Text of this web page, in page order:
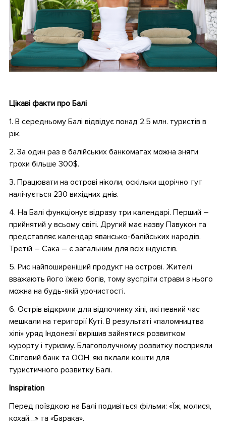
Цікаві факти про Балі
1. В середньому Балі відвідує понад 2.5 млн. туристів в
рік.
2. За один раз в балійських банкоматах можна зняти
трохи більше 300$.
3. Працювати на острові ніколи, оскільки щорічно тут
налічується 230 вихідних днів.
4. На Балі функціонує відразу три календарі. Перший –
прийнятий у всьому світі. Другий має назву Павукон та
представляє календар явансько-балійських народів.
Третій – Сака – є загальним для всіх індуїстів.
5. Рис найпоширеніший продукт на острові. Жителі
вважають його їжею богів, тому зустріти страви з нього
можна на будь-якій урочистості.
6. Острів відкрили для відпочинку хіпі, які певний час
мешкали на території Куті. В результаті «паломництва
хіпі» уряд Індонезії вирішив зайнятися розвитком
курорту і туризму. Благополучному розвитку посприяли
Світовий банк та ООН, які вклали кошти для
туристичного розвитку Балі.
Inspiration
Перед поїздкою на Балі подивіться фільми: «Їж, молися,
кохай…» та «Барака».